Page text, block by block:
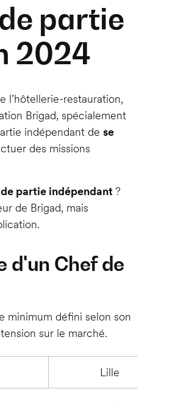
partie
2024
l’hôtellerie-restauration,
Brigad, spécialement
indépendant dese
des missions
partie indépendant?
de Brigad, mais
d'un Chef de
minimum défini selon son
sur le marché.
Lille